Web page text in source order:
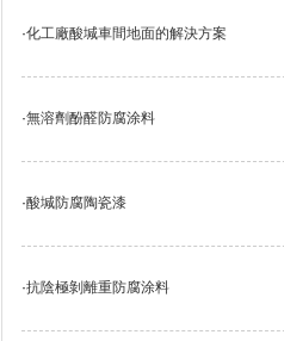
·化工廠酸堿車間地面的解決方案
·無溶劑酚醛防腐涂料
·酸堿防腐陶瓷漆
·抗陰極剝離重防腐涂料